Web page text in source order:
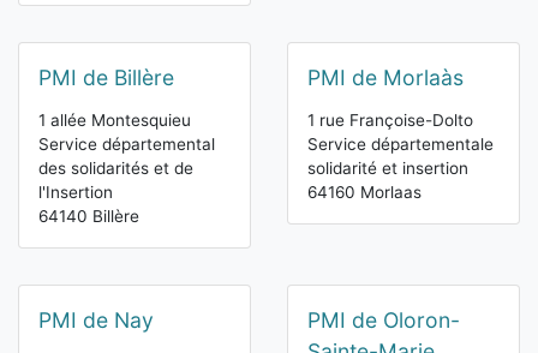
PMI de Billère
1 allée Montesquieu
Service départemental
des solidarités et de
l'Insertion
64140 Billère
PMI de Morlaàs
1 rue Françoise-Dolto
Service départementale
solidarité et insertion
64160 Morlaas
PMI de Nay
PMI de Oloron-